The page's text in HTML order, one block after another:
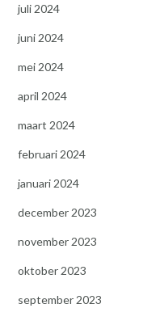
juli 2024
juni 2024
mei 2024
april 2024
maart 2024
februari 2024
januari 2024
december 2023
november 2023
oktober 2023
september 2023